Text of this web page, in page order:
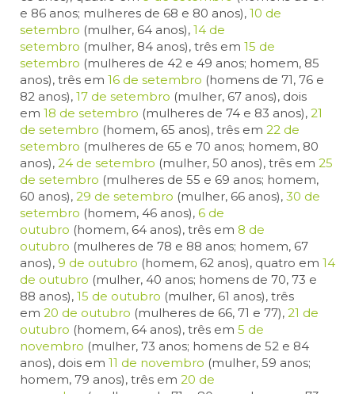
e 86 anos; mulheres de 68 e 80 anos), 10 de
setembro (mulher, 64 anos), 14 de
setembro (mulher, 84 anos), três em 15 de
setembro (mulheres de 42 e 49 anos; homem, 85
anos), três em 16 de setembro (homens de 71, 76 e
82 anos), 17 de setembro (mulher, 67 anos), dois
em 18 de setembro (mulheres de 74 e 83 anos), 21
de setembro (homem, 65 anos), três em 22 de
setembro (mulheres de 65 e 70 anos; homem, 80
anos), 24 de setembro (mulher, 50 anos), três em 25
de setembro (mulheres de 55 e 69 anos; homem,
60 anos), 29 de setembro (mulher, 66 anos), 30 de
setembro (homem, 46 anos), 6 de
outubro (homem, 64 anos), três em 8 de
outubro (mulheres de 78 e 88 anos; homem, 67
anos), 9 de outubro (homem, 62 anos), quatro em 14
de outubro (mulher, 40 anos; homens de 70, 73 e
88 anos), 15 de outubro (mulher, 61 anos), três
em 20 de outubro (mulheres de 66, 71 e 77), 21 de
outubro (homem, 64 anos), três em 5 de
novembro (mulher, 73 anos; homens de 52 e 84
anos), dois em 11 de novembro (mulher, 59 anos;
homem, 79 anos), três em 20 de